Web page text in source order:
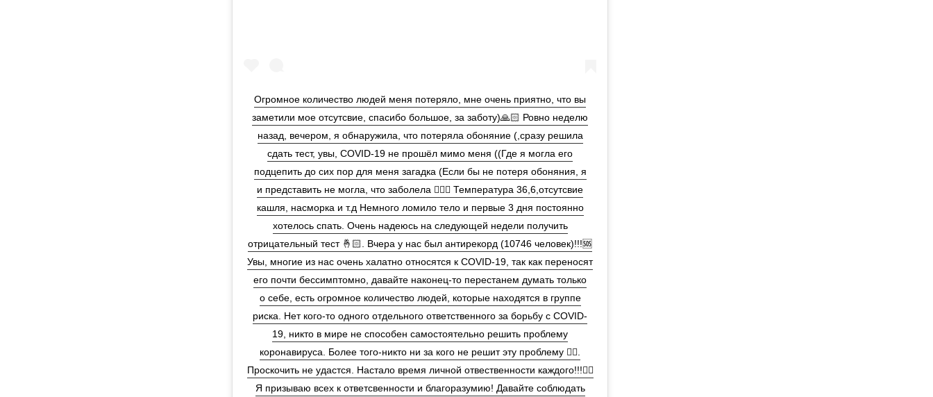
Огромное количество людей меня потеряло, мне очень приятно, что вы
заметили мое отсутсвие, спасибо большое, за заботу)🙏🏻 Ровно неделю
назад, вечером, я обнаружила, что потеряла обоняние (,сразу решила
сдать тест, увы, COVID-19 не прошёл мимо меня ((Где я могла его
подцепить до сих пор для меня загадка (Если бы не потеря обоняния, я
и представить не могла, что заболела 🤷🏼‍♀️ Температура 36,6,отсутсвие
кашля, насморка и т.д Немного ломило тело и первые 3 дня постоянно
хотелось спать. Очень надеюсь на следующей недели получить
отрицательный тест 🤞🏻. Вчера у нас был антирекорд (10746 человек)!!!🆘
Увы, многие из нас очень халатно относятся к COVID-19, так как переносят
его почти бессимптомно, давайте наконец-то перестанем думать только
о себе, есть огромное количество людей, которые находятся в группе
риска. Нет кого-то одного отдельного ответственного за борьбу с COVID-
19, никто в мире не способен самостоятельно решить проблему
коронавируса. Более того-никто ни за кого не решит эту проблему ☝🏻.
Проскочить не удастся. Настало время личной отвественности каждого!!!☝🏻
Я призываю всех к ответсвенности и благоразумию! Давайте соблюдать